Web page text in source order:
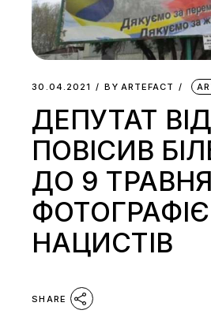
30.04.2021 BY ARTEFACT
ДЕПУТАТ
ПОВІСИВ
ДО 9
НАЦИСТІВ
SHARE